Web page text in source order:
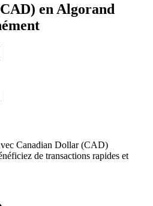
en Algorand
Canadian Dollar (CAD)
de transactions rapides et